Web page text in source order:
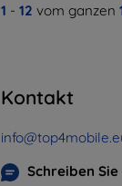
1 - 12 vom ganzen
Kontakt
Schreiben Sie